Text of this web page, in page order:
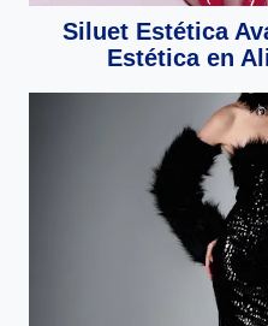
Siluet Estética
Estética en